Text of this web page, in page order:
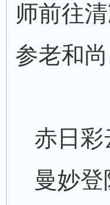
师前往
参老和尚
赤日
曼妙